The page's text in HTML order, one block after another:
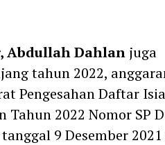
Abdullah Dahlanjuga
tahun 2022,
Pengesahan Daftar
Tahun 2022 Nomor SP
9 Desember